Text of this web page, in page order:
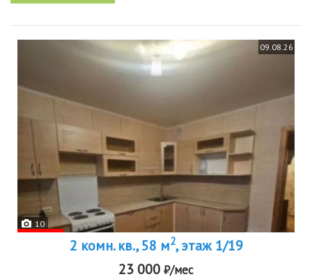
09.08.26
10
2 комн. кв., 58 м2, этаж 1/19
23 000 ₽/мес